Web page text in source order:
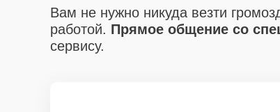
Вам не нужно никуда везти
работой. Прямое общение со
сервису.